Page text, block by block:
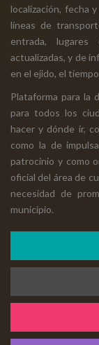
localización, fecha
líneas de
entrada,
actualizadas, y de
en el ejido, el
Plataforma para la
para todos los
hacer y dónde ir,
como la de
patrocinio y como
oficial del área de
necesidad de
municipio.